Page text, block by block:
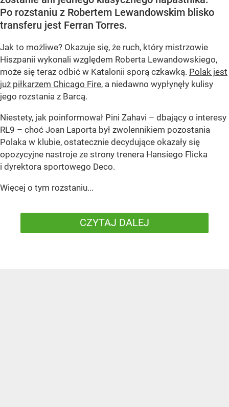
Po rozstaniu z Robertem Lewandowskim blisko
transferu jest Ferran Torres.
Jak to możliwe? Okazuje się, że ruch, który mistrzowie
Hiszpanii wykonali względem Roberta Lewandowskiego,
może się teraz odbić w Katalonii sporą czkawką. Polak jest
już piłkarzem Chicago Fire, a niedawno wypłynęły kulisy
jego rozstania z Barcą.
Niestety, jak poinformował Pini Zahavi – dbający o interesy
RL9 – choć Joan Laporta był zwolennikiem pozostania
Polaka w klubie, ostatecznie decydujące okazały się
opozycyjne nastroje ze strony trenera Hansiego Flicka
i dyrektora sportowego Deco.
Więcej o tym rozstaniu...
CZYTAJ DALEJ